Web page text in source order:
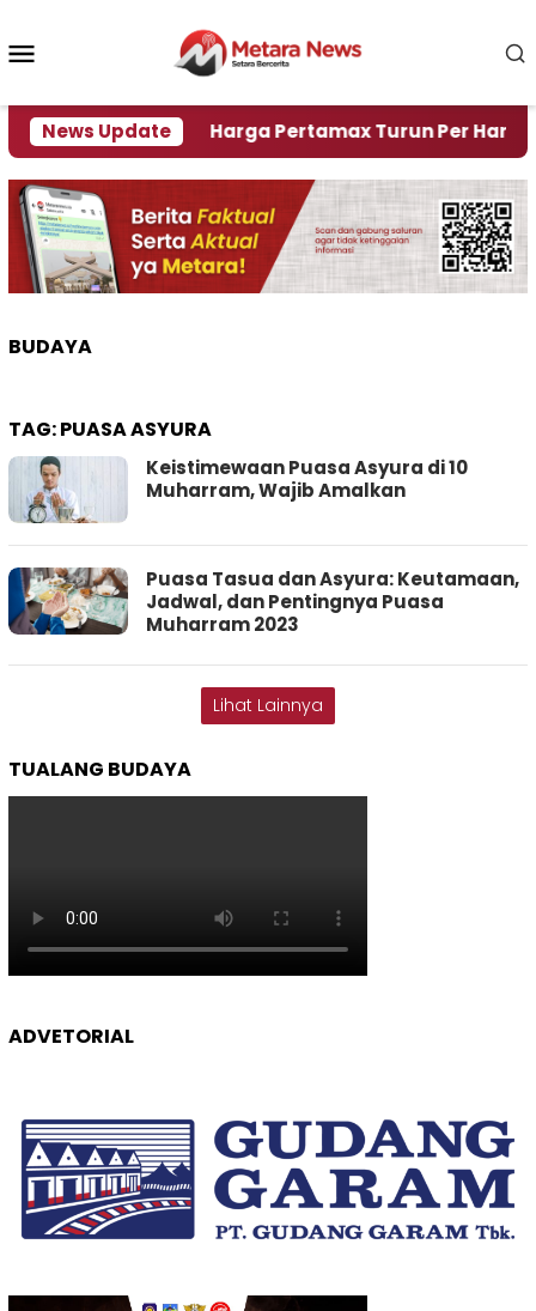
konten
News Update
Krisi Air Harga Pertamax Turun Per Hari Ini,
BUDAYA
TAG:PUASA ASYURA
Keistimewaan Puasa Asyura di 10
Muharram, Wajib Amalkan
Puasa Tasua dan Asyura: Keutamaan,
Jadwal, dan Pentingnya Puasa
Muharram 2023
Lihat Lainnya
TUALANG BUDAYA
ADVETORIAL